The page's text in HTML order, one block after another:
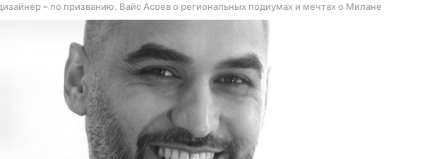
– по призванию. Вайс Асоев о региональных подиумах и мечтах о Милане